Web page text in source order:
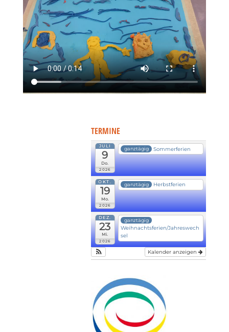
TERMINE
JULI
9
Do.
2026
ganztägig Sommerferien
OKT.
19
Mo.
2026
ganztägig Herbstferien
DEZ.
23
Mi.
2026
ganztägig
Weihnachtsferien/Jahreswech
sel
Kalender anzeigen